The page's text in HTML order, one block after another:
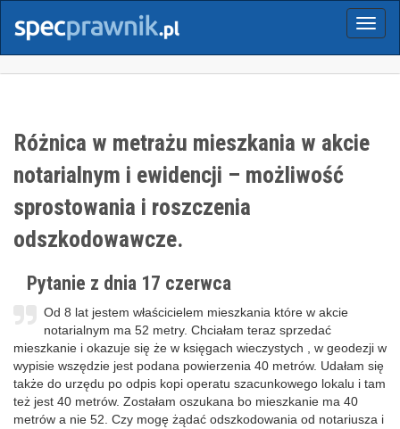
Menu
Różnica w metrażu mieszkania w akcie
notarialnym i ewidencji – możliwość
sprostowania i roszczenia
odszkodowawcze.
Pytanie z dnia 17 czerwca
Od 8 lat jestem właścicielem mieszkania które w akcie
notarialnym ma 52 metry. Chciałam teraz sprzedać
mieszkanie i okazuje się że w księgach wieczystych , w geodezji w
wypisie wszędzie jest podana powierzenia 40 metrów. Udałam się
także do urzędu po odpis kopi operatu szacunkowego lokalu i tam
też jest 40 metrów. Zostałam oszukana bo mieszkanie ma 40
metrów a nie 52. Czy mogę żądać odszkodowania od notariusza i